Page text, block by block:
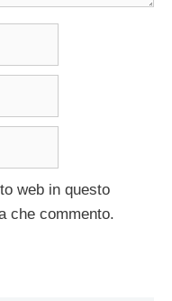
web in questo
che commento.